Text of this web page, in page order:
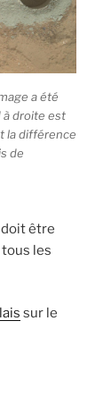
a été
droite est
la différence
de
doit être
les
sur le